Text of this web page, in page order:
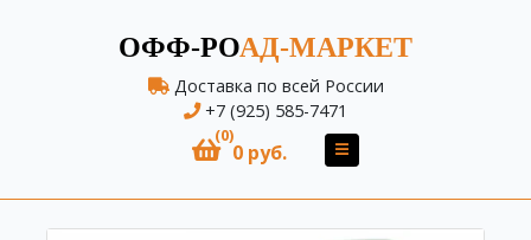
ОФФ-РОАД-МАРКЕТ
Доставка по всей России
+7 (925) 585-7471
(0)
0 руб.